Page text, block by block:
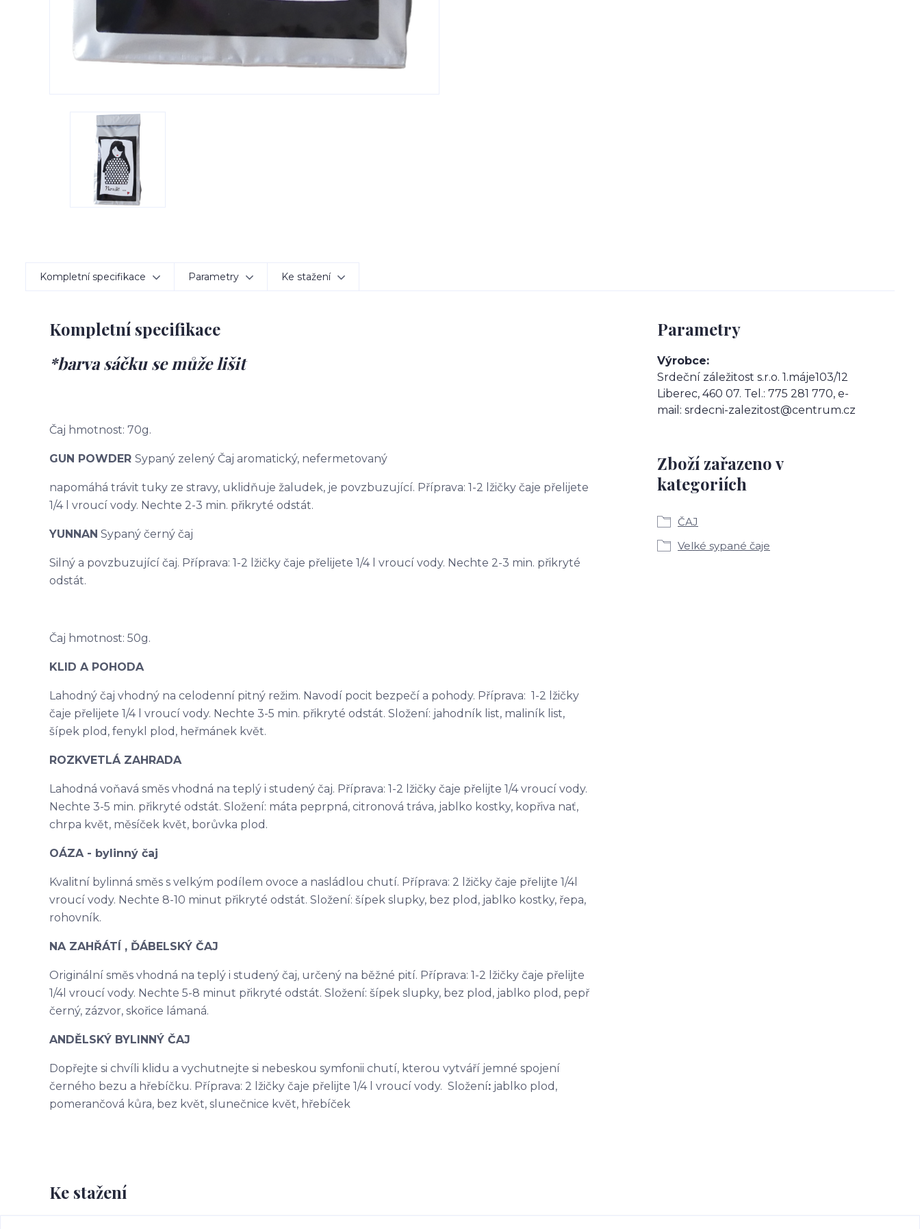
Kompletní specifikace Parametry Ke stažení
Kompletní specifikace
*barva sáčku se může lišit
Čaj hmotnost: 70g.
GUN POWDER Sypaný zelený Čaj aromatický, nefermetovaný
napomáhá trávit tuky ze stravy, uklidňuje žaludek, je povzbuzující. Příprava: 1-2 lžičky čaje přelijete
1/4 l vroucí vody. Nechte 2-3 min. přikryté odstát.
YUNNAN Sypaný černý čaj
Silný a povzbuzující čaj. Příprava: 1-2 lžičky čaje přelijete 1/4 l vroucí vody. Nechte 2-3 min. přikryté
odstát.
Čaj hmotnost: 50g.
KLID A POHODA
Lahodný čaj vhodný na celodenní pitný režim. Navodí pocit bezpečí a pohody. Příprava: 1-2 lžičky
čaje přelijete 1/4 l vroucí vody. Nechte 3-5 min. přikryté odstát. Složení: jahodník list, maliník list,
šípek plod, fenykl plod, heřmánek květ.
ROZKVETLÁ ZAHRADA
Lahodná voňavá směs vhodná na teplý i studený čaj. Příprava: 1-2 lžičky čaje přelijte 1/4 vroucí vody.
Nechte 3-5 min. přikryté odstát. Složení: máta peprpná, citronová tráva, jablko kostky, kopřiva nať,
chrpa květ, měsíček květ, borůvka plod.
OÁZA - bylinný čaj
Kvalitní bylinná směs s velkým podílem ovoce a nasládlou chutí. Příprava: 2 lžičky čaje přelijte 1/4l
vroucí vody. Nechte 8-10 minut přikryté odstát. Složení: šípek slupky, bez plod, jablko kostky, řepa,
rohovník.
NA ZAHŘÁTÍ , ĎÁBELSKÝ ČAJ
Originální směs vhodná na teplý i studený čaj, určený na běžné pití. Příprava: 1-2 lžičky čaje přelijte
1/4l vroucí vody. Nechte 5-8 minut přikryté odstát. Složení: šípek slupky, bez plod, jablko plod, pepř
černý, zázvor, skořice lámaná.
ANDĚLSKÝ BYLINNÝ ČAJ
Dopřejte si chvíli klidu a vychutnejte si nebeskou symfonii chutí, kterou vytváří jemné spojení
černého bezu a hřebíčku. Příprava: 2 lžičky čaje přelijte 1/4 l vroucí vody. Složení: jablko plod,
pomerančová kůra, bez květ, slunečnice květ, hřebíček
Parametry
Výrobce
Srdeční záležitost s.r.o. 1.máje103/12
Liberec, 460 07. Tel.: 775 281 770, e-
mail: srdecni-zalezitost@centrum.cz
Zboží zařazeno v
kategoriích
ČAJ
Velké sypané čaje
Ke stažení